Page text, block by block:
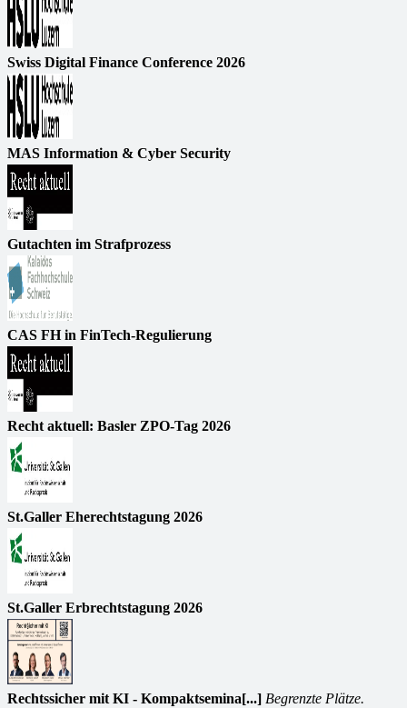
Swiss Digital Finance Conference 2026
MAS Information & Cyber Security
Gutachten im Strafprozess
CAS FH in FinTech-Regulierung
Recht aktuell: Basler ZPO-Tag 2026
St.Galler Eherechtstagung 2026
St.Galler Erbrechtstagung 2026
Rechtssicher mit KI - Kompaktsemina[...] Begrenzte Plätze.